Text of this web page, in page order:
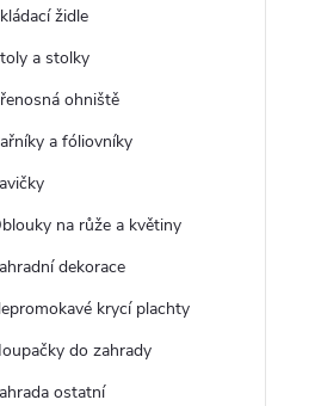
židle
a stolky
ohniště
a fóliovníky
na růže a květiny
dekorace
krycí plachty
do zahrady
ostatní